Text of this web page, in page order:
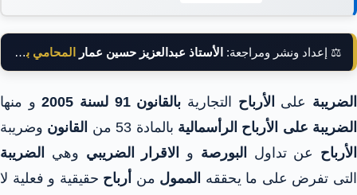
⚖️ إعداد ونشر ومراجعة: الأستاذ عبدالعزيز حسين عمار المحامي بالنقض
الضريبة على الأرباح التجارية بالقانون 91 لسنة 2005
و منها
الضريبة على الأرباح الرأسمالية بالمادة 53 من القانون وضريبة
الأرباح عن تداول البورصة و الاقرار الضريبي وهي
الضريبة
التى تفرض على ما يحققه الممول من أرباح حقيقية و فعلية لا